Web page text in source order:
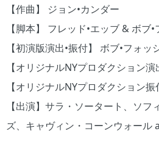
【作曲】 ジョン•カンダー
【脚本】 フレッド•エッブ & ボブ
【初演版演出•振付】 ボブ•フォッ
【オリジナルNYプロダクション
【オリジナルNYプロダクション
【出演】サラ・ソータート、ソ
ズ、キャヴィン・コーンウォール